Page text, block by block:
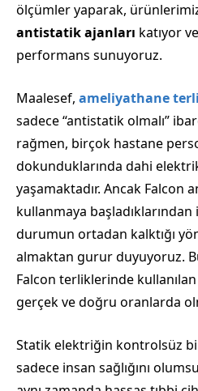
ölçümler yaparak,
antistatik ajanları katıyor
performans sunuyoruz.
Maalesef, ameliyathane
sadece “antistatik olmalı”
rağmen, birçok hastane
dokunduklarında dahi
yaşamaktadır. Ancak Falcon
kullanmaya
durumun ortadan kalktığı
almaktan gurur duyuyoruz.
Falcon terliklerinde
gerçek ve doğru oranlarda
Statik elektriğin kontrolsüz
sadece insan sağlığını